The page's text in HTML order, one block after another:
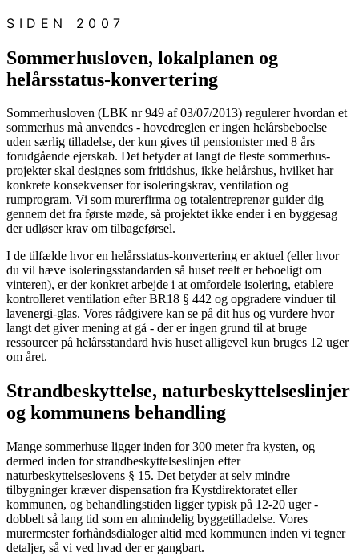
SIDEN 2007
Sommerhusloven, lokalplanen og
helårsstatus-konvertering
Sommerhusloven (LBK nr 949 af 03/07/2013) regulerer hvordan et
sommerhus må anvendes - hovedreglen er ingen helårsbeboelse
uden særlig tilladelse, der kun gives til pensionister med 8 års
forudgående ejerskab. Det betyder at langt de fleste sommerhus-
projekter skal designes som fritidshus, ikke helårshus, hvilket har
konkrete konsekvenser for isoleringskrav, ventilation og
rumprogram. Vi som murerfirma og totalentreprenør guider dig
gennem det fra første møde, så projektet ikke ender i en byggesag
der udløser krav om tilbageførsel.
I de tilfælde hvor en helårsstatus-konvertering er aktuel (eller hvor
du vil hæve isoleringsstandarden så huset reelt er beboeligt om
vinteren), er der konkret arbejde i at omfordele isolering, etablere
kontrolleret ventilation efter BR18 § 442 og opgradere vinduer til
lavenergi-glas. Vores rådgivere kan se på dit hus og vurdere hvor
langt det giver mening at gå - der er ingen grund til at bruge
ressourcer på helårsstandard hvis huset alligevel kun bruges 12 uger
om året.
Strandbeskyttelse, naturbeskyttelseslinjer
og kommunens behandling
Mange sommerhuse ligger inden for 300 meter fra kysten, og
dermed inden for strandbeskyttelseslinjen efter
naturbeskyttelseslovens § 15. Det betyder at selv mindre
tilbygninger kræver dispensation fra Kystdirektoratet eller
kommunen, og behandlingstiden ligger typisk på 12-20 uger -
dobbelt så lang tid som en almindelig byggetilladelse. Vores
murermester forhåndsdialoger altid med kommunen inden vi tegner
detaljer, så vi ved hvad der er gangbart.